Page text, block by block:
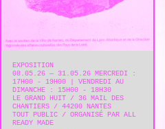
EXPOSITION
08.05.26 — 31.05.26 MERCREDI :
17H00 - 19H00 | VENDREDI AU
DIMANCHE : 15H00 - 18H30
LE GRAND HUIT
36 MAIL DES
CHANTIERS
44200 NANTES
TOUT PUBLIC
ORGANISÉ PAR ALL
READY MADE